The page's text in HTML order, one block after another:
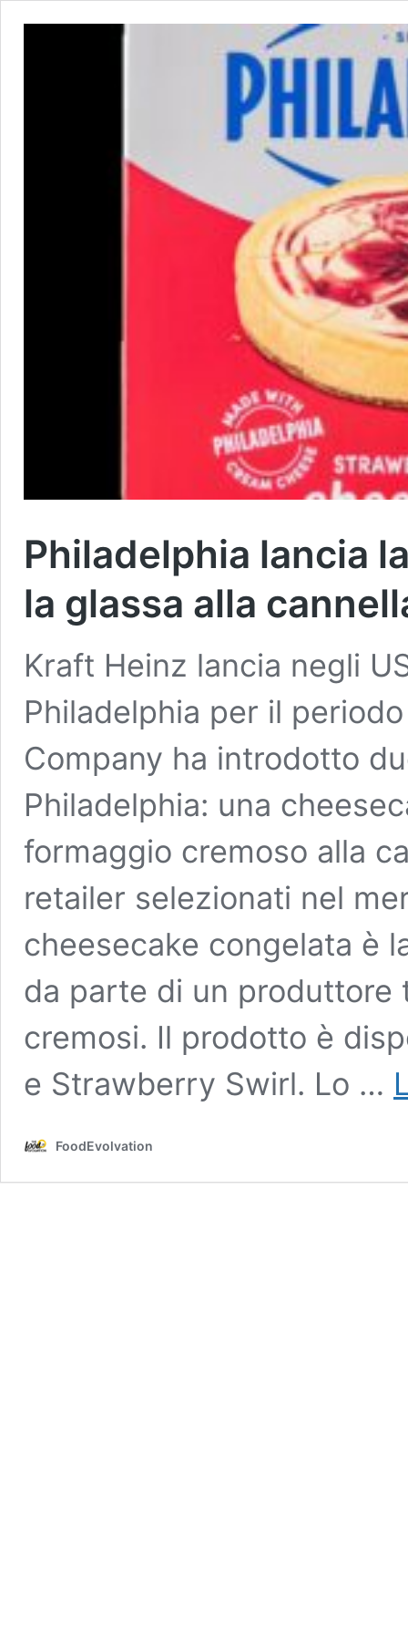
Philadelphia lancia
la glassa alla
Kraft Heinz lancia negli
Philadelphia per il
Company ha introdotto
Philadelphia: una
formaggio cremoso alla
retailer selezionati nel
cheesecake congelata è
da parte di un produttore
cremosi. Il prodotto è
e Strawberry Swirl. Lo …
FoodEvolvation